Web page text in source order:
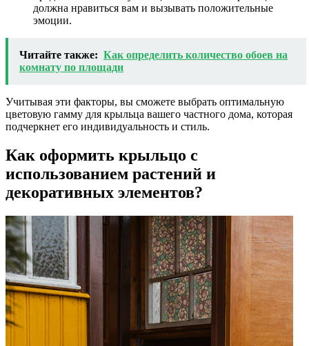
должна нравиться вам и вызывать положительные
эмоции.
Читайте также: Как определить количество обоев на
комнату по площади
Учитывая эти факторы, вы сможете выбрать оптимальную
цветовую гамму для крыльца вашего частного дома, которая
подчеркнет его индивидуальность и стиль.
Как оформить крыльцо с
использованием растений и
декоративных элементов?